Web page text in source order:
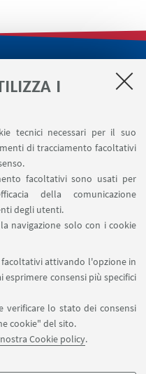
I
tecnici necessari per il suo
di tracciamento facoltativi
facoltativi sono usati per
della comunicazione
degli utenti.
navigazione solo con i cookie
attivando l'opzione in
esprimere consensi più specifici
verificare lo stato dei consensi
cookie" del sito.
Cookie policy.
evento
SU:
SU: